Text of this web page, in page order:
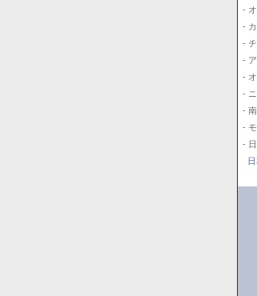
-
-
- チ
-
-
-
-
-
-